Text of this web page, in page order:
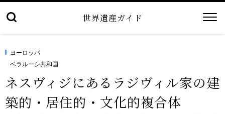
世界遺産ガイド
ヨーロッパ
ベラルーシ共和国
ネスヴィジにあるラジヴィル家の建
築的・居住的・文化的複合体